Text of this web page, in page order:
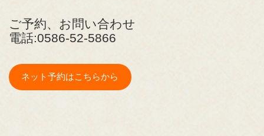
ご予約、お問い合わせ
電話:0586-52-5866
ネット予約はこちらから